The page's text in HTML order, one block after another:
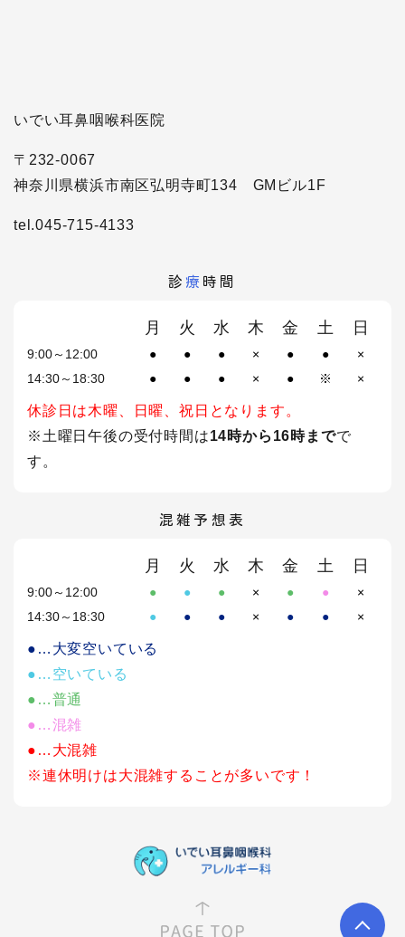
いでい耳鼻咽喉科医院
〒232-0067
神奈川県横浜市南区弘明寺町134 GMビル1F
tel.045-715-4133
診 療 時間
月 火 水 木 金 土 日
9:00～12:00 ● ● ● × ● ●
×
14:30～18:30
● ● ● × ● ※ ×
休診日は木曜、日曜、祝日となります。
※土曜日午後の受付時間は14時から16時までで
す。
混雑予想表
月 火 水 木 金 土 日
9:00～12:00 ● ● ● × ● ●
×
14:30～18:30
● ● ● × ● ● ×
●…大変空いている
●…空いている
●…普通
●…混雑
●…大混雑
※連休明けは大混雑することが多いです！